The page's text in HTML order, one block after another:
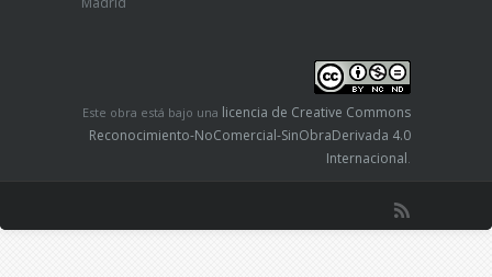
Este obra está bajo una licencia de Creative Commons
Reconocimiento-NoComercial-SinObraDerivada 4.0
Internacional